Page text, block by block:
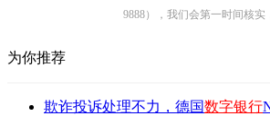
9888），我们会第一时间核实
为你推荐
欺诈投诉处理不力，德国数字银行